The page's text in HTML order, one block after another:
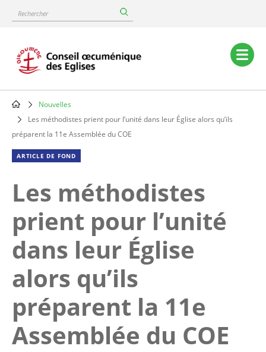
content
Rechercher
Main
navigation
Breadcrumb
Nouvelles
Les méthodistes prient pour l’unité dans leur Église alors qu’ils
préparent la 11e Assemblée du COE
ARTICLE DE FOND
Les méthodistes
prient pour l’unité
dans leur Église
alors qu’ils
préparent la 11e
Assemblée du COE